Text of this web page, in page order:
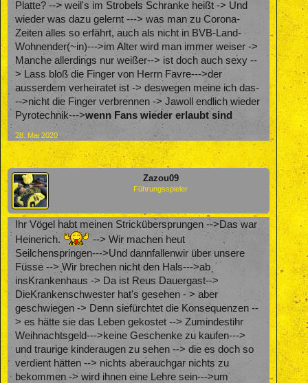
Platte? --> weil's im Strobels Schranke heißt -> Und
wieder was dazu gelernt ---> was man zu Corona-
Zeiten alles so erfährt, auch als nicht in BVB-Land-
Wohnender(~in)--->im Alter wird man immer weiser ->
Manche allerdings nur weißer--> ist doch auch sexy --
> Lass bloß die Finger von Herrn Favre--->der
ausserdem verheiratet ist -> deswegen meine ich das-
-->nicht die Finger verbrennen -> Jawoll endlich wieder
Pyrotechnik--->wenn Fans wieder erlaubt sind
28. Mai 2020
Zazou09
Führungsspieler
Ihr Vögel habt meinen Strickübersprungen -->Das war
Heinerich.
--> Wir machen heut
Seilchenspringen--->Und dannfallenwir über unsere
Füsse --> Wir brechen nicht den Hals--->ab
insKrankenhaus -> Da ist Reus Dauergast-->
DieKrankenschwester hat's gesehen - > aber
geschwiegen -> Denn siefürchtet die Konsequenzen --
> es hätte sie das Leben gekostet --> Zumindestihr
Weihnachtsgeld--->keine Geschenke zu kaufen--->
und traurige kinderaugen zu sehen --> die es doch so
verdient hätten --> nichts aberauchgar nichts zu
bekommen -> wird ihnen eine Lehre sein--->um